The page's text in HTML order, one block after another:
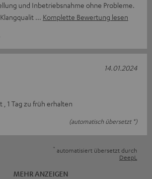
und Inbetriebsnahme ohne Probleme.
Komplette Bewertung lesen
, 1 Tag zu früh erhalten
(automatisch übersetzt *)
14.01.2024
* automatisiert übersetzt durch
DeepL
MEHR ANZEIGEN